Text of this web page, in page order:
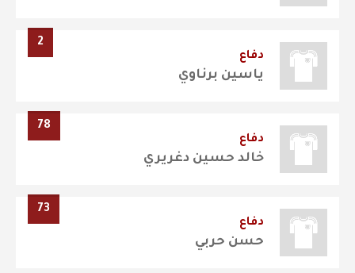
2
دفاع
ياسين برناوي
78
دفاع
خالد حسين دغريري
73
دفاع
حسن حربي